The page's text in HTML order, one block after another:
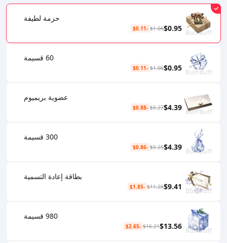
حزمة لطيفة
$0.95
$1.06
-$0.11
60 قسيمة
$0.95
$1.06
-$0.11
عضوية بريميوم
$4.39
$5.27
-$0.88
300 قسيمة
$4.39
$5.25
-$0.86
بطاقة إعادة التسمية
$9.41
$11.26
-$1.85
980 قسيمة
$13.56
$16.21
-$2.65